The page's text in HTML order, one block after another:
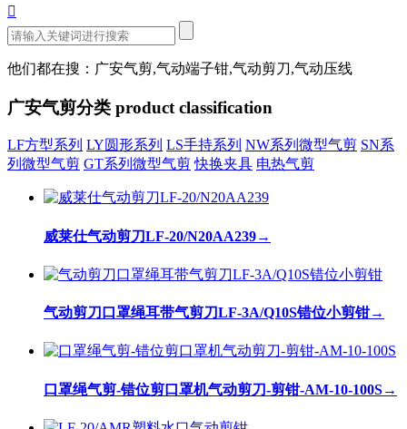

他们都在搜：广安气剪,气动端子钳,气动剪刀,气动压线
广安气剪分类 product classification
LF方型系列 LY圆形系列 LS手持系列 NW系列微型气剪 SN系
列微型气剪 GT系列微型气剪 快换夹具 电热气剪
威莱仕气动剪刀LF-20/N20AA239→
气动剪刀口罩绳耳带气剪刀LF-3A/Q10S错位小剪钳→
口罩绳气剪-错位剪口罩机气动剪刀-剪钳-AM-10-100S→